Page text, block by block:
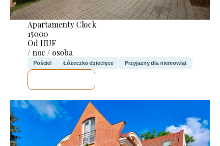
Apartamenty Clock
15000
Od HUF
/ noc / osoba
Pościel Łóżeczko dziecięce Przyjazny dla niemowląt